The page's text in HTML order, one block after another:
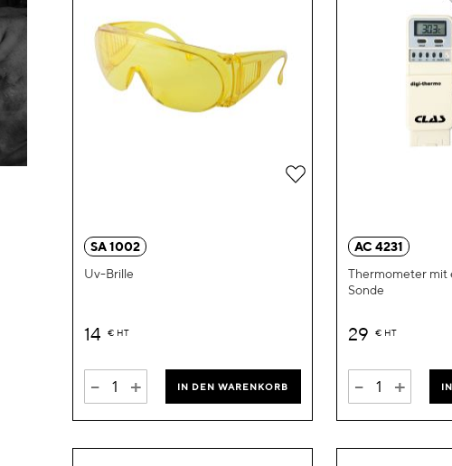
SA 1002
Uv-Brille
14 € HT
- + IN DEN WARENKORB
Zur
hinzufügen
AC 4231
Thermometer mit
Sonde
29 € HT
- +